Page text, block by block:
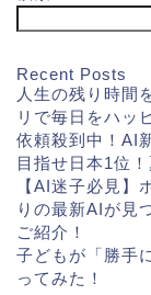
Recent Posts
人生の残り時間
リで毎日をハッ
依頼殺到中！AI
目指せ日本1位
【AI迷子必見】
りの最新AIが見
ご紹介！
子どもが「勝手
ってみた！